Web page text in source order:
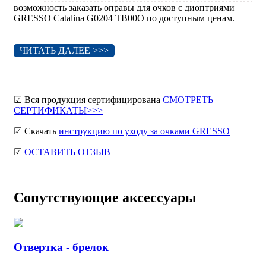
возможность заказать оправы для очков с диоптриями
GRESSO Catalina G0204 TB00O по доступным ценам.
ЧИТАТЬ ДАЛЕЕ >>>
☑ Вся продукция сертифицирована СМОТРЕТЬ
СЕРТИФИКАТЫ>>>
☑ Скачать инструкцию по уходу за очками GRESSO
☑ ОСТАВИТЬ ОТЗЫВ
Сопутствующие аксессуары
Отвертка - брелок